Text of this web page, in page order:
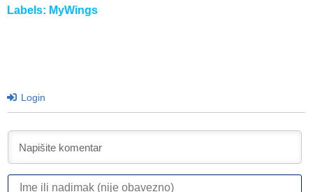
Labels: MyWings
Login